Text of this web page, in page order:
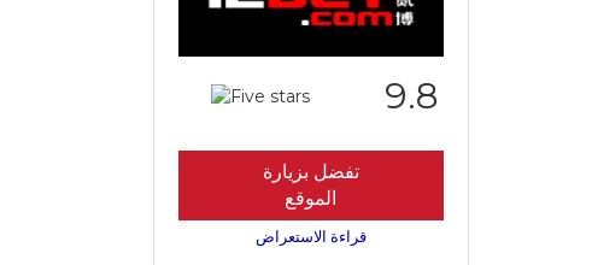
9.8
تفضل بزيارة
الموقع
قراءة الاستعراض